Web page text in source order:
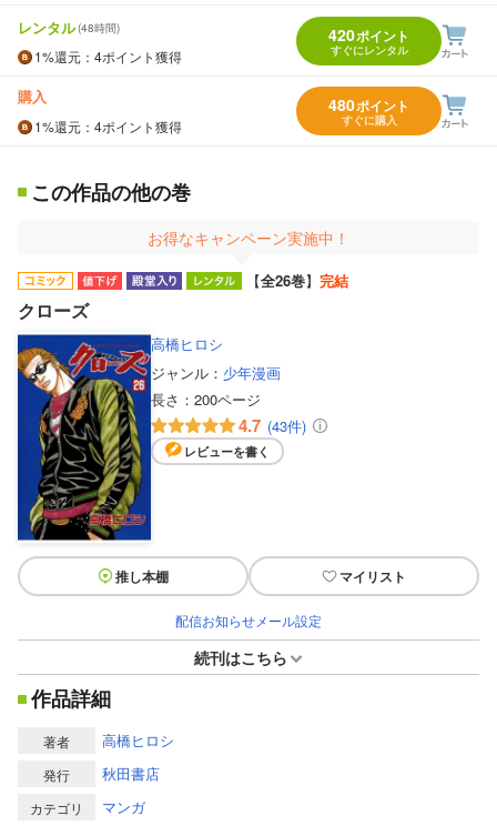
レンタル(48時間)
1%還元 ：4ポイント獲得
420ポイント
すぐにレンタル
購入
1%還元 ：4ポイント獲得
480ポイント
すぐに購入
この作品の他の巻
お得なキャンペーン実施中！
【全26巻】 完結
クローズ
高橋ヒロシ
ジャンル： 少年漫画
長さ： 200ページ
4.7 (43件)
レビューを書く
推し本棚 マイリスト
配信お知らせメール設定
続刊はこちら
作品詳細
著者 高橋ヒロシ
発行 秋田書店
カテゴリ マンガ